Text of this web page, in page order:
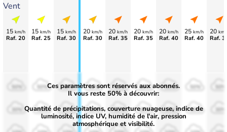
Vent
15 km/h
Raf. 20
15 km/h
Raf. 25
15 km/h
Raf. 30
20 km/h
Raf. 30
20 km/h
Raf. 35
20 km/h
Raf. 35
20 km/h
Raf. 40
25 km/h
Raf. 40
20
Raf.
50%
30%
50%
30%
50%
30%
50%
30%
50%
30%
50%
30%
50%
30%
Ces paramètres sont réservés aux abonnés.
Il vous reste 50% à découvrir:
Quantité de précipitations, couverture nuageuse, indice de
luminosité, indice UV, humidité de l'air, pression
atmosphérique et visibilité.